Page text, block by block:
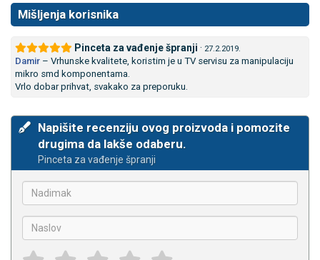
Mišljenja korisnika
Pinceta za vađenje špranji · 27.2.2019.
Damir – Vrhunske kvalitete, koristim je u TV servisu za manipulaciju
mikro smd komponentama.
Vrlo dobar prihvat, svakako za preporuku.
Napišite recenziju ovog proizvoda i pomozite
drugima da lakše odaberu.
Pinceta za vađenje špranji